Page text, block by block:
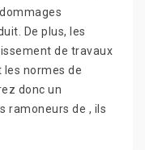
De plus, les
de travaux
normes de
donc un
ramoneurs de , ils